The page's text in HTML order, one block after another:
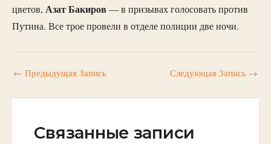
цветов, Азат Бакиров — в призывах голосовать против
Путина. Все трое провели в отделе полиции две ночи.
← Предыдущая Запись Следующая Запись →
Связанные записи